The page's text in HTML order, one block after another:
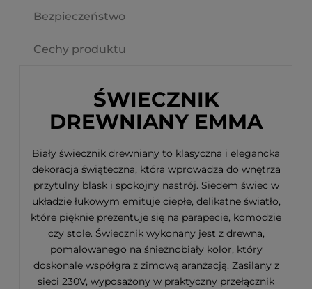
Bezpieczeństwo
Cechy produktu
ŚWIECZNIK
DREWNIANY EMMA
Biały świecznik drewniany to klasyczna i elegancka
dekoracja świąteczna, która wprowadza do wnętrza
przytulny blask i spokojny nastrój. Siedem świec w
układzie łukowym emituje ciepłe, delikatne światło,
które pięknie prezentuje się na parapecie, komodzie
czy stole. Świecznik wykonany jest z drewna,
pomalowanego na śnieżnobiały kolor, który
doskonale współgra z zimową aranżacją. Zasilany z
sieci 230V, wyposażony w praktyczny przełącznik